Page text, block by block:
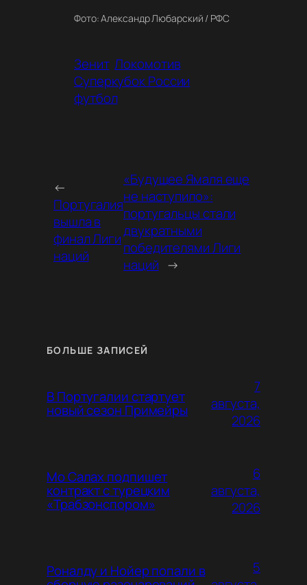
Фото: Александр Любарский / РФС
Зенит Локомотив
Суперкубок России
футбол
←
Португалия
вышла в
финал Лиги
наций
«Будущее Ямаля еще
не наступило»:
португальцы стали
двукратными
победителями Лиги
наций →
БОЛЬШЕ ЗАПИСЕЙ
В Португалии стартует
новый сезон Примейры
7
августа,
2026
Мо Салах подпишет
контракт с турецким
«Трабзонспором»
6
августа,
2026
Роналду и Нойер попали в
5